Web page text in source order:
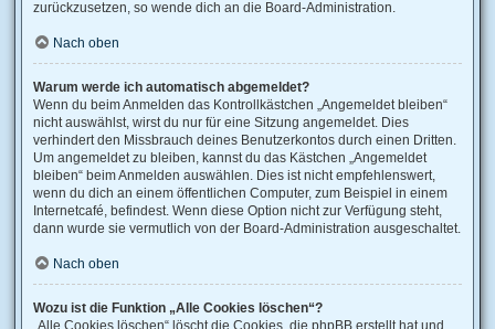
zurückzusetzen, so wende dich an die Board-Administration.
Nach oben
Warum werde ich automatisch abgemeldet?
Wenn du beim Anmelden das Kontrollkästchen „Angemeldet bleiben“
nicht auswählst, wirst du nur für eine Sitzung angemeldet. Dies
verhindert den Missbrauch deines Benutzerkontos durch einen Dritten.
Um angemeldet zu bleiben, kannst du das Kästchen „Angemeldet
bleiben“ beim Anmelden auswählen. Dies ist nicht empfehlenswert,
wenn du dich an einem öffentlichen Computer, zum Beispiel in einem
Internetcafé, befindest. Wenn diese Option nicht zur Verfügung steht,
dann wurde sie vermutlich von der Board-Administration ausgeschaltet.
Nach oben
Wozu ist die Funktion „Alle Cookies löschen“?
„Alle Cookies löschen“ löscht die Cookies, die phpBB erstellt hat und